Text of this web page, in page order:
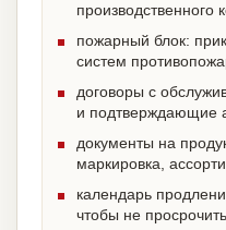
производственного
пожарный блок:
систем
договоры с
и подтверждающие
документы на
маркировка,
календарь
чтобы не просрочить